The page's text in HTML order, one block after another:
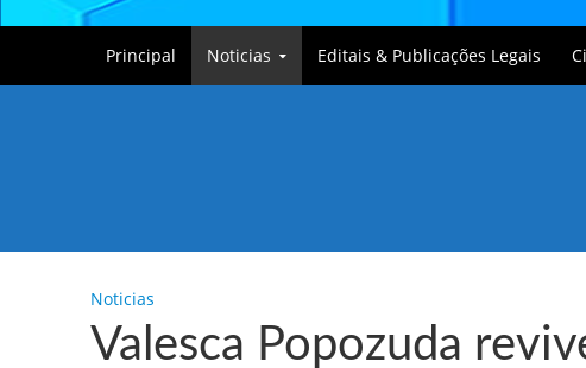
Principal Noticias Editais & Publicações Legais
Noticias
Valesca Popozuda